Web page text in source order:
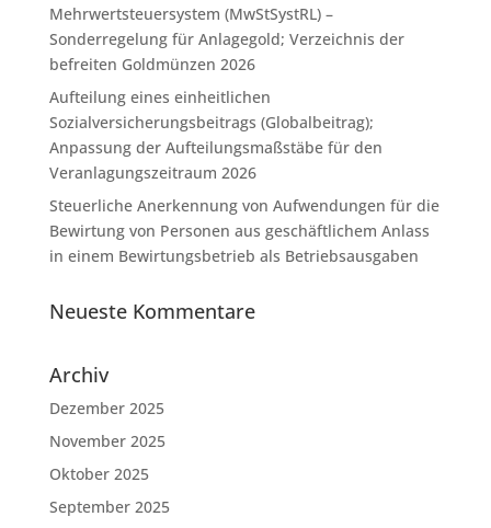
Mehrwertsteuersystem (MwStSystRL) –
Sonderregelung für Anlagegold; Verzeichnis der
befreiten Goldmünzen 2026
Aufteilung eines einheitlichen
Sozialversicherungsbeitrags (Globalbeitrag);
Anpassung der Aufteilungsmaßstäbe für den
Veranlagungszeitraum 2026
Steuerliche Anerkennung von Aufwendungen für die
Bewirtung von Personen aus geschäftlichem Anlass
in einem Bewirtungsbetrieb als Betriebsausgaben
Neueste Kommentare
Archiv
Dezember 2025
November 2025
Oktober 2025
September 2025